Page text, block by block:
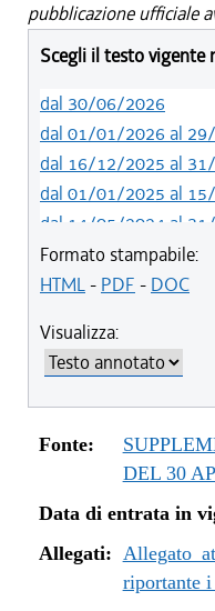
pubblicazione ufficiale
Scegli il testo vigente
dal 30/06/2026
dal 01/01/2026 al
dal 16/12/2025 al
dal 01/01/2025 al
dal 14/05/2024 al
dal 12/08/2023 al 13/
dal 05/08/2022 al 11/
dal 12/08/2021 al 05/
dal 26/02/2021 al 11/
dal 02/07/2020 al
dal 01/01/2020 al
dal 07/11/2019 al
dal 01/05/2019 al
Formato stampabile:
HTML- PDF - DOC
Visualizza:
Fonte:
DEL 30
Data di entrata in
Allegati: Allegato
riportante i